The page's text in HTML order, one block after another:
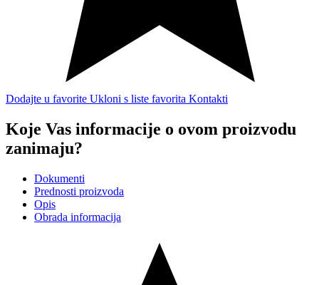
Dodajte u favorite Ukloni s liste favorita Kontakti
Koje Vas informacije o ovom proizvodu
zanimaju?
Dokumenti
Prednosti proizvoda
Opis
Obrada informacija